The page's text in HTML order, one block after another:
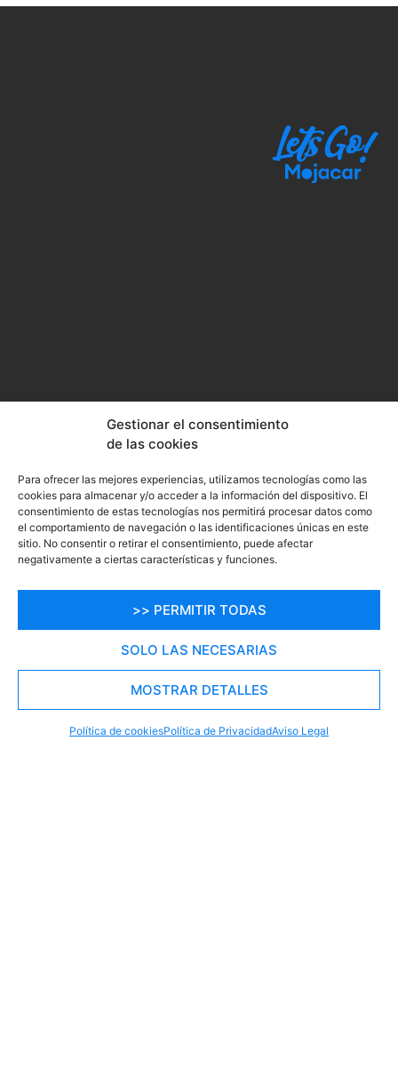
Gestionar el consentimiento
de las cookies
Para ofrecer las mejores experiencias, utilizamos tecnologías como las
cookies para almacenar y/o acceder a la información del dispositivo. El
consentimiento de estas tecnologías nos permitirá procesar datos como
el comportamiento de navegación o las identificaciones únicas en este
sitio. No consentir o retirar el consentimiento, puede afectar
negativamente a ciertas características y funciones.
>> PERMITIR TODAS
SOLO LAS NECESARIAS
MOSTRAR DETALLES
Política de cookiesPolítica de PrivacidadAviso Legal
RESERVA TU PLAZA AHORA
WHATSAPP 605 902 902